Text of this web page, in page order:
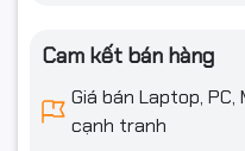
Cam kết bán hàng
Giá bán Laptop,
cạnh tranh